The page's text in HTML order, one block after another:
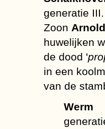
generatie
Zoon
huwelijken
de dood '
in een
van de
Werm